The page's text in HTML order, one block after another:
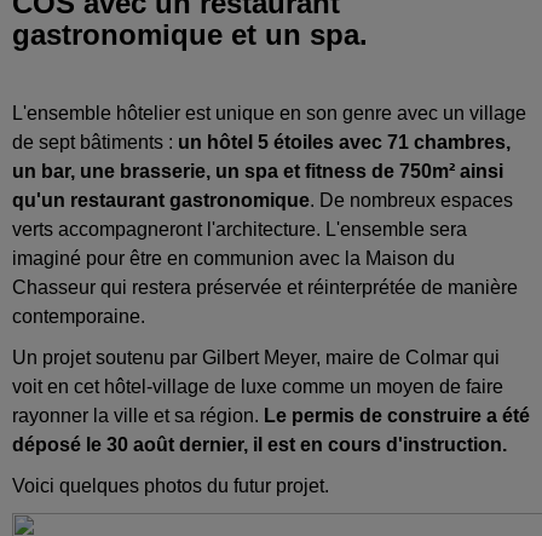
gastronomique et un spa.
L'ensemble hôtelier est unique en son genre avec un village
de sept bâtiments : un hôtel 5 étoiles avec 71 chambres,
un bar, une brasserie, un spa et fitness de 750m² ainsi
qu'un restaurant gastronomique. De nombreux espaces
verts accompagneront l'architecture. L'ensemble sera
imaginé pour être en communion avec la Maison du
Chasseur qui restera préservée et réinterprétée de manière
contemporaine.
Un projet soutenu par Gilbert Meyer, maire de Colmar qui
voit en cet hôtel-village de luxe comme un moyen de faire
rayonner la ville et sa région. Le permis de construire a été
déposé le 30 août dernier, il est en cours d'instruction.
Voici quelques photos du futur projet.